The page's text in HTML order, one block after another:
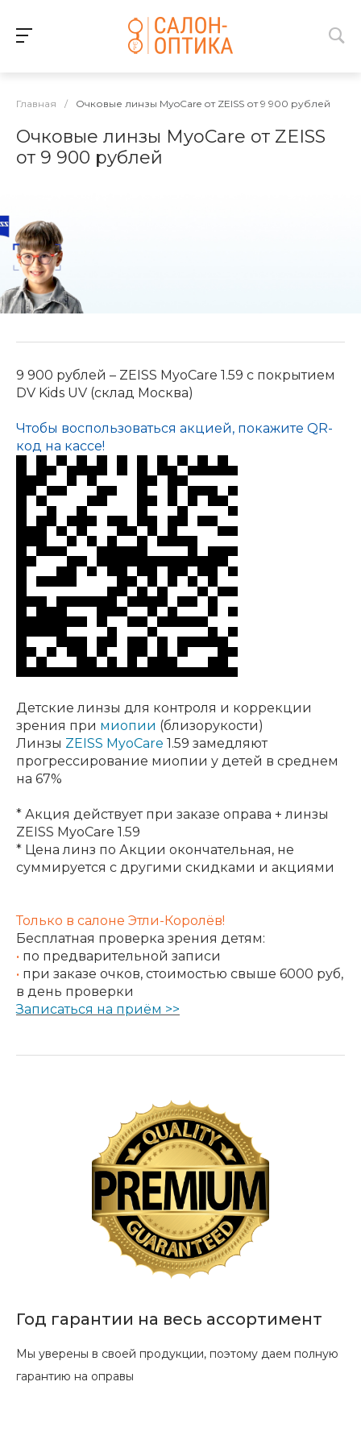
Главная / Очковые линзы MyoCare от ZEISS от 9 900 рублей
Очковые линзы MyoCare от ZEISS
от 9 900 рублей
9 900 рублей – ZEISS MyoCare 1.59 с покрытием
DV Kids UV (склад Москва)
Чтобы воспользоваться акцией, покажите QR-
код на кассе!
Детские линзы для контроля и коррекции
зрения при миопии (близорукости)
Линзы ZEISS MyoCare 1.59 замедляют
прогрессирование миопии у детей в среднем
на 67%
* Акция действует при заказе оправа + линзы
ZEISS MyoCare 1.59
* Цена линз по Акции окончательная, не
суммируется с другими скидками и акциями
Только в салоне Этли-Королёв!
Бесплатная проверка зрения детям:
• по предварительной записи
• при заказе очков, стоимостью свыше 6000 руб,
в день проверки
Записаться на приём >>
Год гарантии на весь ассортимент
Мы уверены в своей продукции, поэтому даем полную
гарантию на оправы